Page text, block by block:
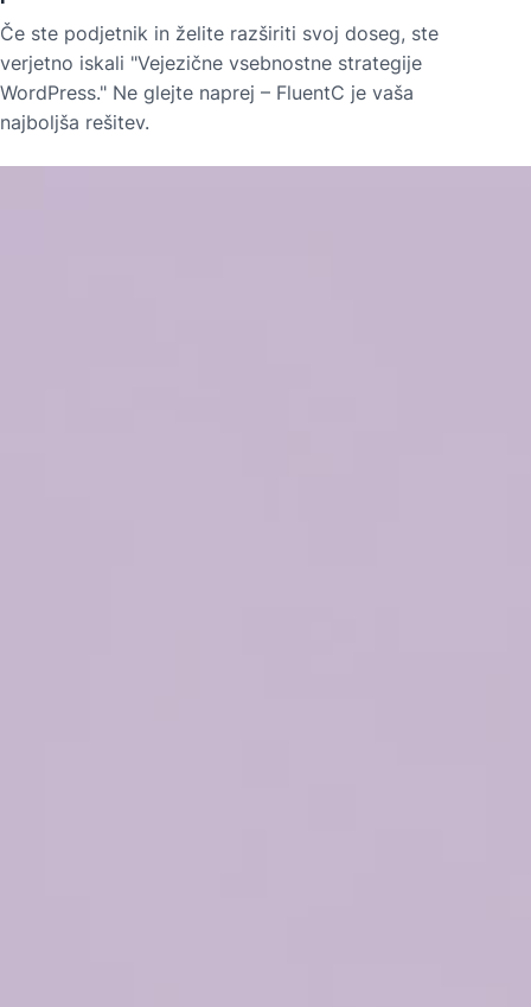
Če ste podjetnik in želite razširiti svoj doseg, ste
verjetno iskali "Vejezične vsebnostne strategije
WordPress." Ne glejte naprej – FluentC je vaša
najboljša rešitev.